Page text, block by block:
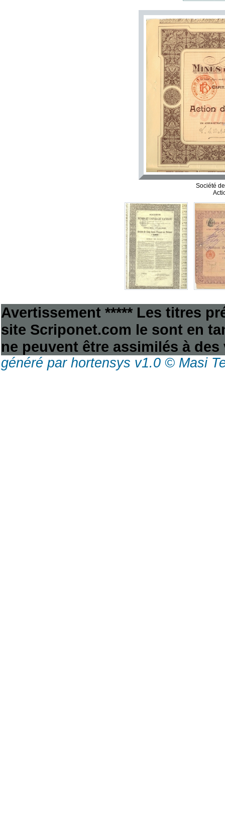
Société
Avertissement ***** Les titres
site Scriponet.com le sont en
ne peuvent être assimilés à
généré par hortensys v1.0 © Masi